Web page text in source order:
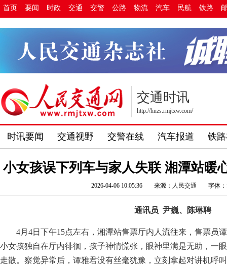
首页 要闻 时政 交通 交警 公路 物流 汽车 民航 铁路
交通时讯
http://hnzs.rmjtxw.com/
时讯要闻 交通视野 交警在线 汽车报道 铁
小女孩误下列车与家人失联 湘潭站暖
2026-04-06 10:05:36 来源： 人民交通 字体：
通讯员 尹巍、陈琳聘
4月4日下午15点左右，湘潭站售票厅内人流往来，售票员
小女孩独自在厅内徘徊，孩子神情慌张，眼神里满是无助，一
走散。察觉异常后，谭雅君没有丝毫犹豫，立刻拿起对讲机呼